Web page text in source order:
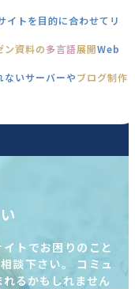
イトを目的に合わせてリ
ン資料の多言語展開Web
ないサーバーやブログ制作
トでお困りのこと
談下さい。 コミュ
るかもしれません